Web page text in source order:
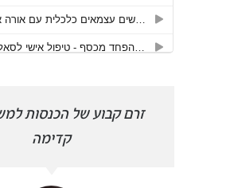
זרם קבוע של הכנסות
קדימה